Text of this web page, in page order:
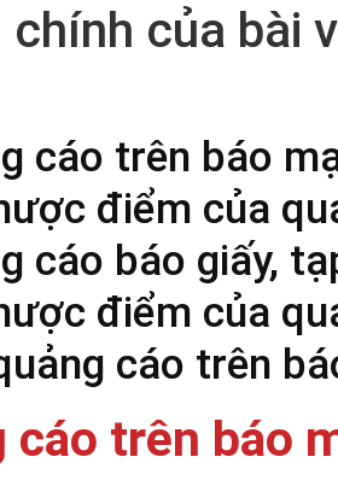
chính của bài
cáo trên báo
điểm của
cáo báo giấy,
điểm của
cáo trên
cáo trên báo